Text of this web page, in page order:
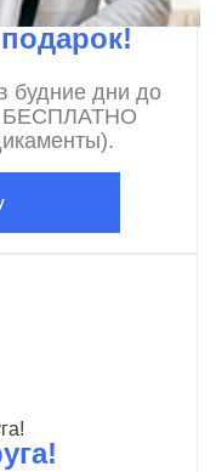
будние дни до
БЕСПЛАТНО